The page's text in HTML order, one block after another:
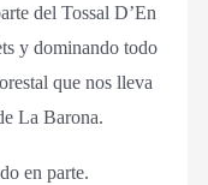
del Tossal D’En
y dominando todo
que nos lleva
La Barona.
en parte.